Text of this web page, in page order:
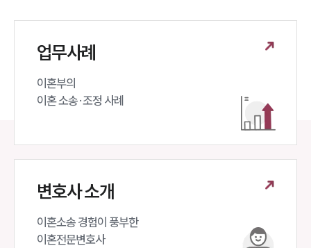
업무사례
이혼부의
이혼 소송·조정 사례
변호사 소개
이혼소송 경험이 풍부한
이혼전문변호사